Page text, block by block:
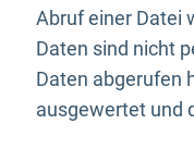
Abruf einer Datei
Daten sind nicht
Daten abgerufen
ausgewertet und